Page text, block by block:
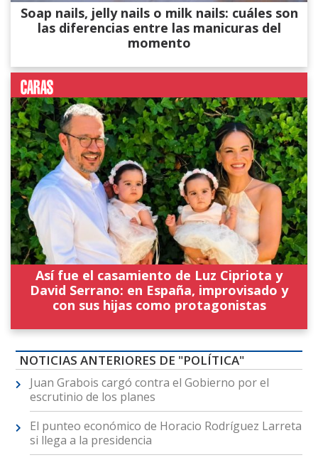
Soap nails, jelly nails o milk nails: cuáles son
las diferencias entre las manicuras del
momento
Así fue el casamiento de Luz Cipriota y
David Serrano: en España, improvisado y
con sus hijas como protagonistas
NOTICIAS ANTERIORES DE "POLÍTICA"
Juan Grabois cargó contra el Gobierno por el
escrutinio de los planes
El punteo económico de Horacio Rodríguez Larreta
si llega a la presidencia